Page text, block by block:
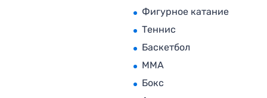
Фигурное катание
Теннис
Баскетбол
MMA
Бокс